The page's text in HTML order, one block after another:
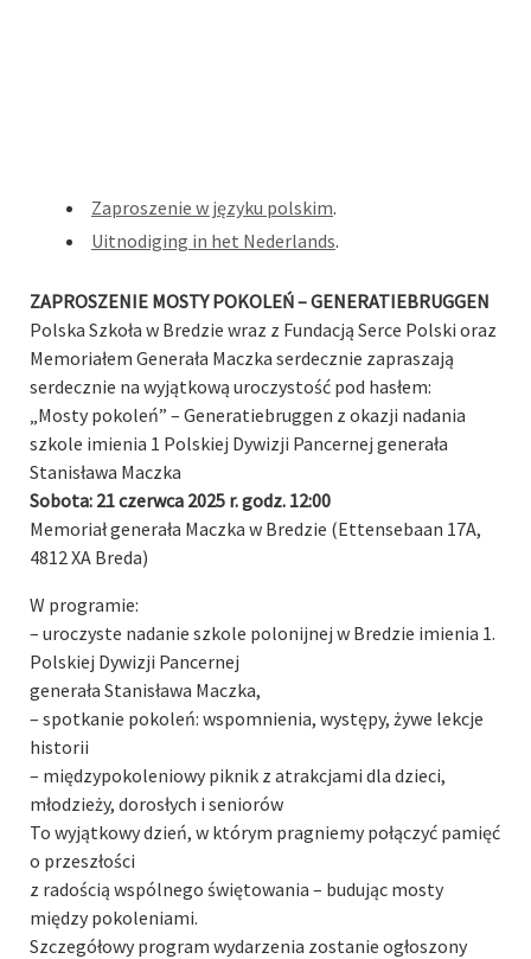
Zaproszenie w języku polskim.
Uitnodiging in het Nederlands.
ZAPROSZENIE MOSTY POKOLEŃ – GENERATIEBRUGGEN
Polska Szkoła w Bredzie wraz z Fundacją Serce Polski oraz
Memoriałem Generała Maczka serdecznie zapraszają
serdecznie na wyjątkową uroczystość pod hasłem:
„Mosty pokoleń” – Generatiebruggen z okazji nadania
szkole imienia 1 Polskiej Dywizji Pancernej generała
Stanisława Maczka
Sobota: 21 czerwca 2025 r. godz. 12:00
Memoriał generała Maczka w Bredzie (Ettensebaan 17A,
4812 XA Breda)
W programie:
– uroczyste nadanie szkole polonijnej w Bredzie imienia 1.
Polskiej Dywizji Pancernej
generała Stanisława Maczka,
– spotkanie pokoleń: wspomnienia, występy, żywe lekcje
historii
– międzypokoleniowy piknik z atrakcjami dla dzieci,
młodzieży, dorosłych i seniorów
To wyjątkowy dzień, w którym pragniemy połączyć pamięć
o przeszłości
z radością wspólnego świętowania – budując mosty
między pokoleniami.
Szczegółowy program wydarzenia zostanie ogłoszony